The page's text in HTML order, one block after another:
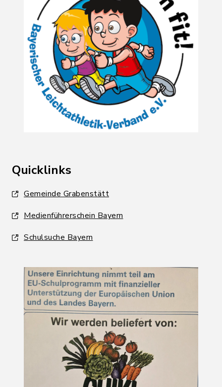
Quicklinks
Gemeinde Grabenstätt
Medienführerschein Bayern
Schulsuche Bayern